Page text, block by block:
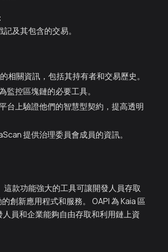
及其包含的交易。
關資訊，包括其持有者和交易歷史。
控區塊鏈的必要工具。
台上驗證他們的智慧型契約，提高透明
提供治理委員會成員的資訊。
這款功能強大的工具可讓開發人員存取
創新應用程式和服務。 OAPI 為 Kaia 區
員和企業能夠自由存取和利用鏈上資